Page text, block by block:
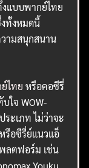
แบบพากย์ไทย
ทั้งหมดนี้
ามสนุกสนาน
ไทย หรือคอซีรี่
ใจ WOW-
ระเภท ไม่ว่าจะ
รือซีรี่ย์แนวแอ็
ลตฟอร์ม เช่น
Youku